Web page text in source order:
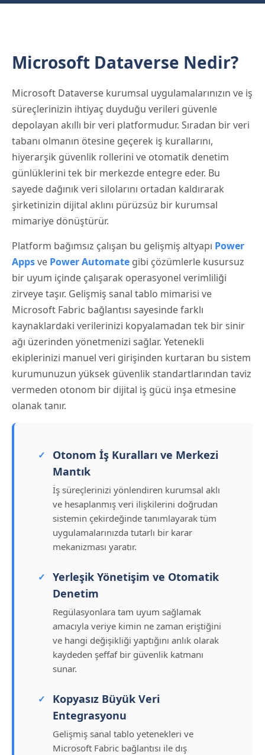
Microsoft Dataverse Nedir?
Microsoft Dataverse kurumsal uygulamalarınızın ve iş
süreçlerinizin ihtiyaç duyduğu verileri güvenle
depolayan akıllı bir veri platformudur. Sıradan bir veri
tabanı olmanın ötesine geçerek iş kurallarını,
hiyerarşik güvenlik rollerini ve otomatik denetim
günlüklerini tek bir merkezde entegre eder. Bu
sayede dağınık veri silolarını ortadan kaldırarak
şirketinizin dijital aklını pürüzsüz bir kurumsal
mimariye dönüştürür.
Platform bağımsız çalışan bu gelişmiş altyapı Power
Appsve Power Automate gibi çözümlerle kusursuz
bir uyum içinde çalışarak operasyonel verimliliği
zirveye taşır. Gelişmiş sanal tablo mimarisi ve
Microsoft Fabric bağlantısı sayesinde farklı
kaynaklardaki verilerinizi kopyalamadan tek bir sinir
ağı üzerinden yönetmenizi sağlar. Yetenekli
ekiplerinizi manuel veri girişinden kurtaran bu sistem
kurumunuzun yüksek güvenlik standartlarından taviz
vermeden otonom bir dijital iş gücü inşa etmesine
olanak tanır.
Otonom İş Kuralları ve Merkezi
Mantık
İş süreçlerinizi yönlendiren kurumsal aklı
ve hesaplanmış veri ilişkilerini doğrudan
sistemin çekirdeğinde tanımlayarak tüm
uygulamalarınızda tutarlı bir karar
mekanizması yaratır.
Yerleşik Yönetişim ve Otomatik
Denetim
Regülasyonlara tam uyum sağlamak
amacıyla veriye kimin ne zaman eriştiğini
ve hangi değişikliği yaptığını anlık olarak
kaydeden şeffaf bir güvenlik katmanı
sunar.
Kopyasız Büyük Veri
Entegrasyonu
Gelişmiş sanal tablo yetenekleri ve
Microsoft Fabric bağlantısı ile dış